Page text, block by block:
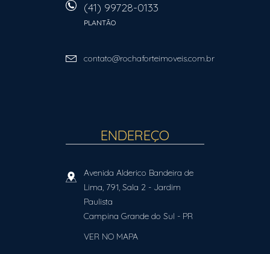
(41) 99728-0133
PLANTÃO
contato@rochaforteimoveis.com.br
ENDEREÇO
Avenida Alderico Bandeira de
Lima, 791, Sala 2 - Jardim
Paulista
Campina Grande do Sul - PR
VER NO MAPA